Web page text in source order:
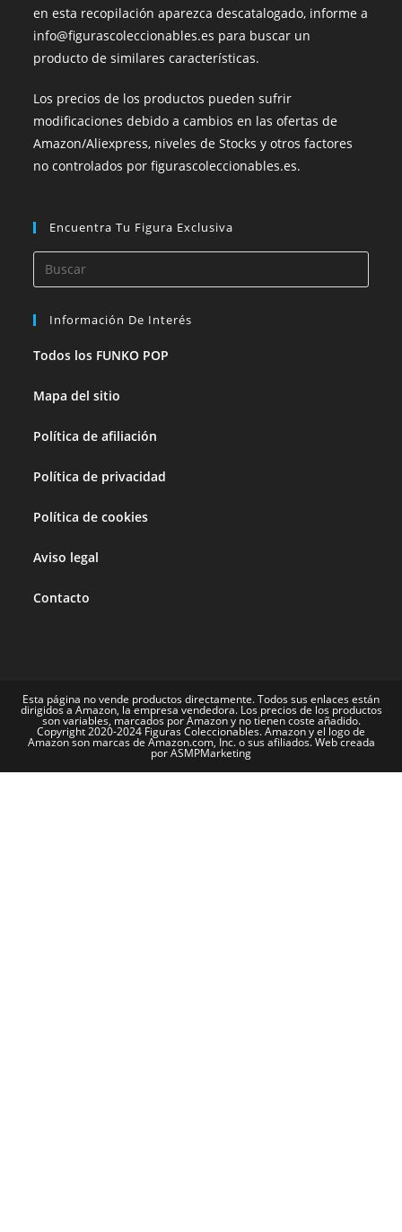
en esta recopilación aparezca descatalogado, informe a
info@figurascoleccionables.es para buscar un
producto de similares características.
Los precios de los productos pueden sufrir
modificaciones debido a cambios en las ofertas de
Amazon/Aliexpress, niveles de Stocks y otros factores
no controlados por figurascoleccionables.es.
Encuentra Tu Figura Exclusiva
Información De Interés
Todos los FUNKO POP
Mapa del sitio
Política de afiliación
Política de privacidad
Política de cookies
Aviso legal
Contacto
Esta página no vende productos directamente. Todos sus enlaces están
dirigidos a Amazon, la empresa vendedora. Los precios de los productos
son variables, marcados por Amazon y no tienen coste añadido.
Copyright 2020-2024 Figuras Coleccionables. Amazon y el logo de
Amazon son marcas de Amazon.com, Inc. o sus afiliados. Web creada
por ASMPMarketing